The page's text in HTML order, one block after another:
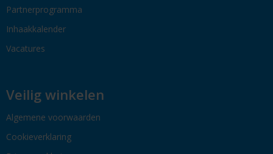
Partnerprogramma
Inhaakkalender
Vacatures
Veilig winkelen
Algemene voorwaarden
Cookieverklaring